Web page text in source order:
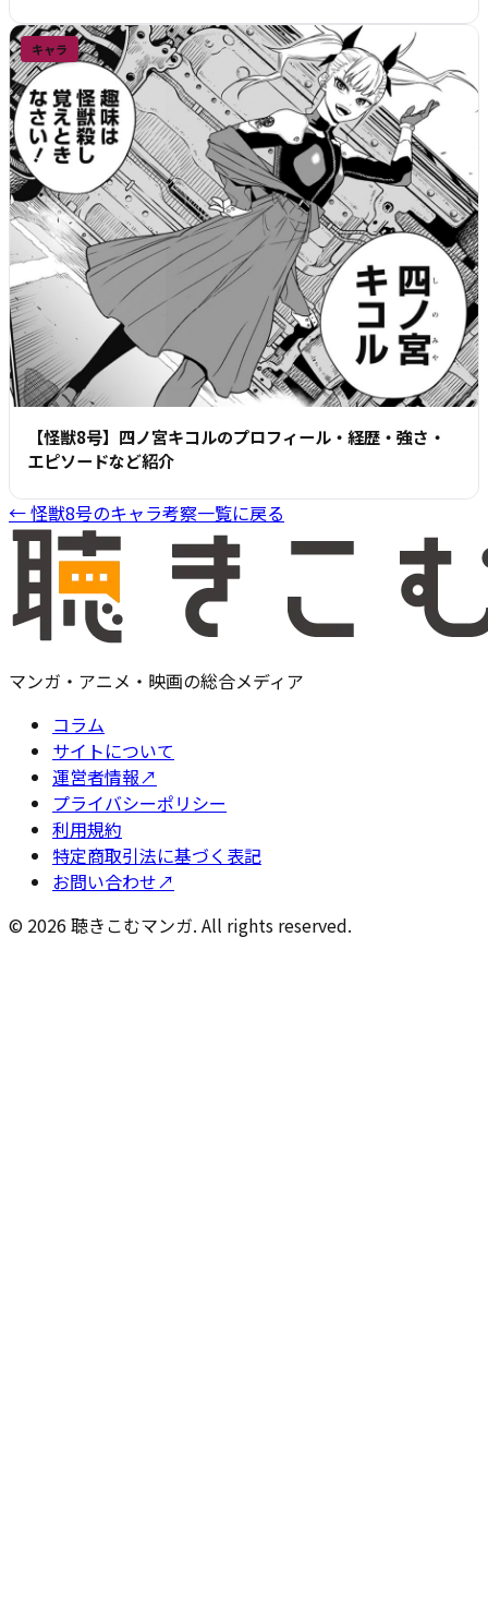
キャラ
【怪獣8号】四ノ宮キコルのプロフィール・経歴・強さ・
エピソードなど紹介
←怪獣8号のキャラ考察一覧に戻る
マンガ・アニメ・映画の総合メディア
コラム
サイトについて
運営者情報↗
プライバシーポリシー
利用規約
特定商取引法に基づく表記
お問い合わせ↗
© 2026聴きこむマンガ. All rights reserved.